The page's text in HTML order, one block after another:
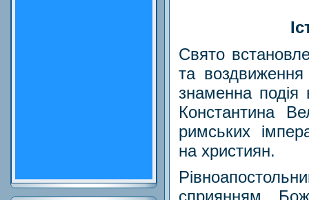
Свято
та
знаменна подія
Константина
римських
на християн.